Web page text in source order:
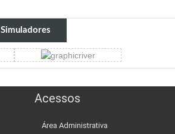
Simuladores
Acessos
Área Administrativa